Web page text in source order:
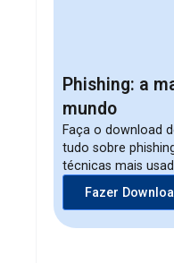
Phishing: a
mundo
Faça o download
tudo sobre
técnicas mais
Fazer